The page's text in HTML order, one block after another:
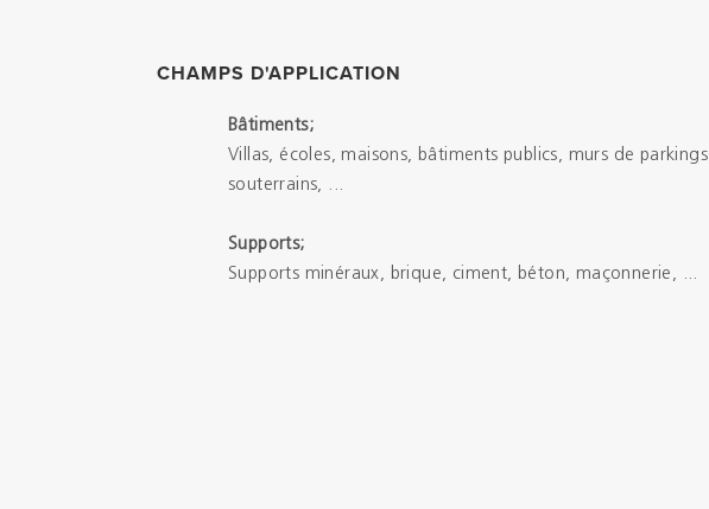
CHAMPS D'APPLICATION
Bâtiments;
Villas, écoles, maisons, bâtiments publics, murs de parkings
souterrains, ...
Supports;
Supports minéraux, brique, ciment, béton, maçonnerie, ...